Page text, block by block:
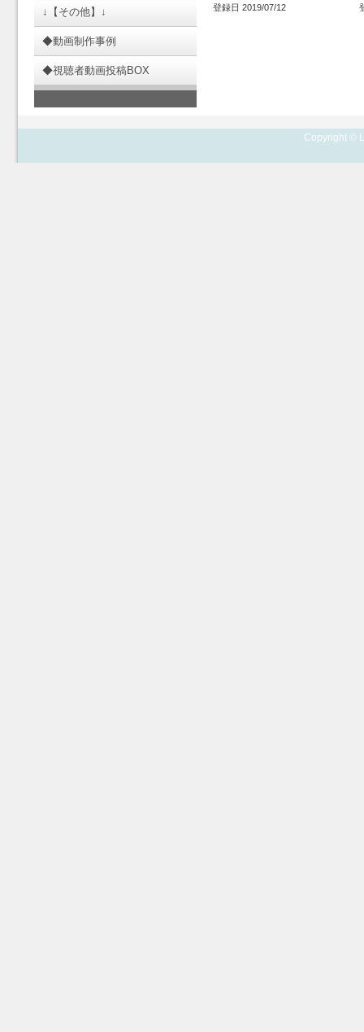
↓【その他】↓
◆動画制作事例
◆視聴者動画投稿BOX
登録日 2019/07/12
Copyright ©